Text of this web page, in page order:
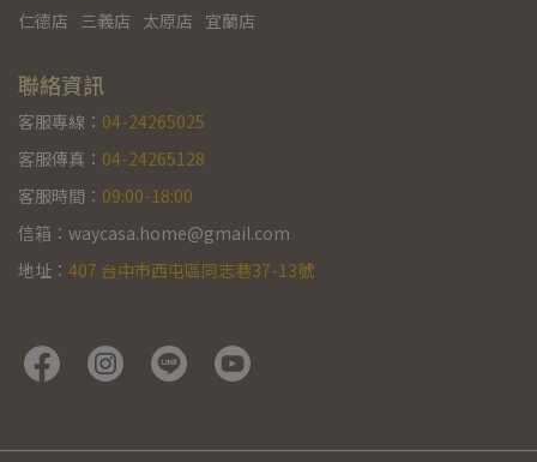
仁德店 三義店 太原店 宜蘭店
聯絡資訊
客服專線： 04-24265025
客服傳真： 04-24265128
客服時間： 09:00-18:00
信箱：waycasa.home@gmail.com
地址： 407 台中市西屯區同志巷37-13號